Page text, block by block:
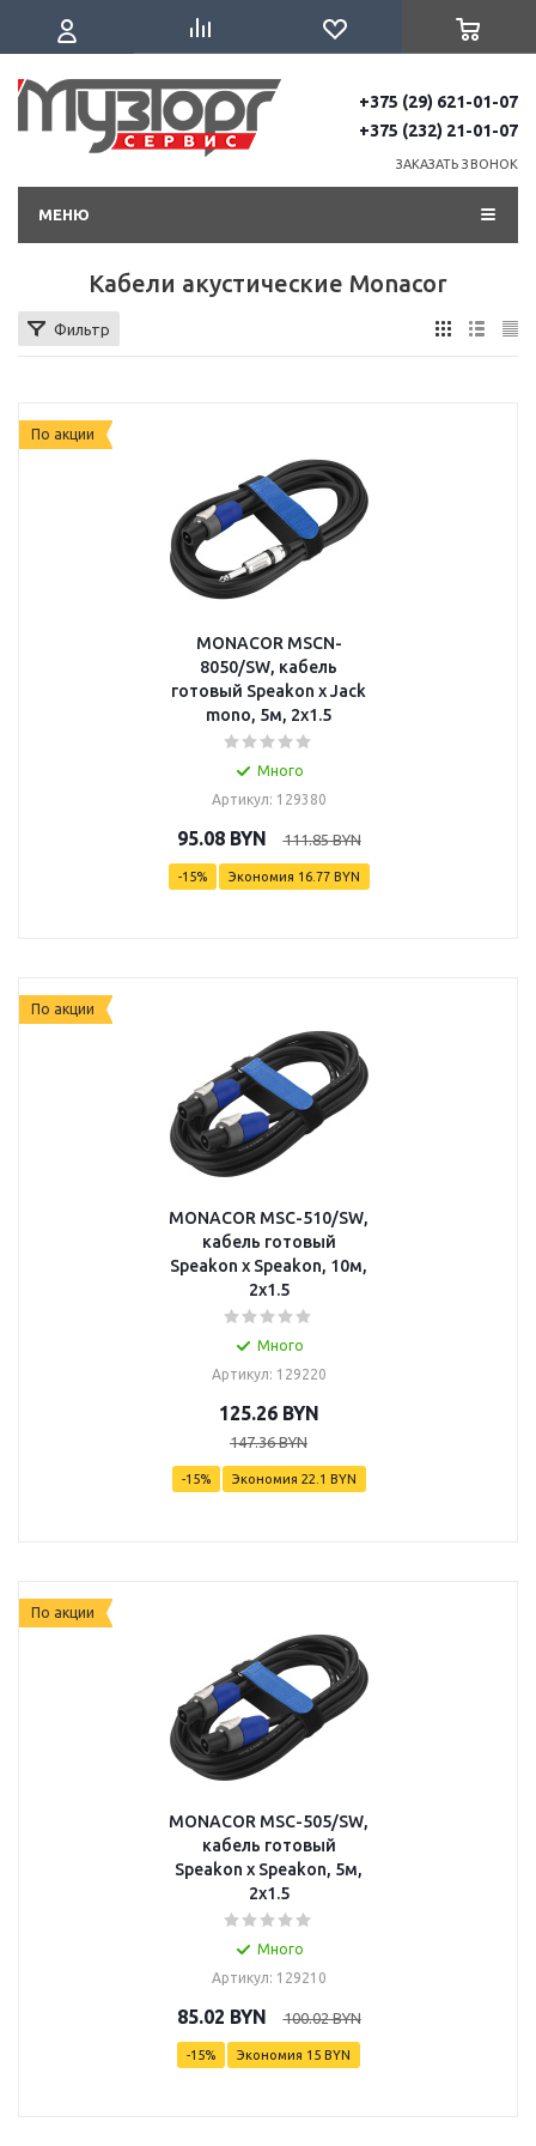
+375 (29) 621-01-07
+375 (232) 21-01-07
ЗАКАЗАТЬ ЗВОНОК
МЕНЮ
Кабели акустические Monacor
Фильтр
По акции
MONACOR MSCN-
8050/SW, кабель
готовый Speakon x Jack
mono, 5м, 2x1.5
Много
Артикул: 129380
95.08BYN 111.85BYN
-15% Экономия 16.77BYN
По акции
MONACOR MSC-510/SW,
кабель готовый
Speakon x Speakon, 10м,
2x1.5
Много
Артикул: 129220
125.26BYN
147.36BYN
-15% Экономия 22.1 BYN
По акции
MONACOR MSC-505/SW,
кабель готовый
Speakon x Speakon, 5м,
2x1.5
Много
Артикул: 129210
85.02 BYN 100.02BYN
-15% Экономия 15 BYN